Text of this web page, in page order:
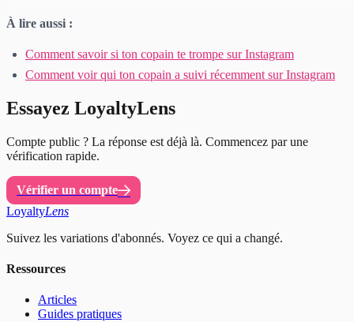
À lire aussi :
Comment savoir si ton copain te trompe sur Instagram
Comment voir qui ton copain a suivi récemment sur Instagram
Essayez LoyaltyLens
Compte public ? La réponse est déjà là. Commencez par une
vérification rapide.
Vérifier un compte
LoyaltyLens
Suivez les variations d'abonnés. Voyez ce qui a changé.
Ressources
Articles
Guides pratiques